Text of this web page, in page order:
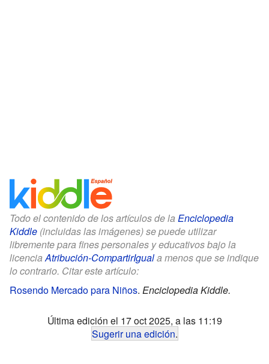
Todo el contenido de los artículos de la Enciclopedia
Kiddle (incluidas las imágenes) se puede utilizar
libremente para fines personales y educativos bajo la
licenciaAtribución-CompartirIguala menos que se indique
lo contrario. Citar este artículo:
Rosendo Mercado para Niños. Enciclopedia Kiddle.
Última edición el 17 oct 2025, a las 11:19
Sugerir una edición.